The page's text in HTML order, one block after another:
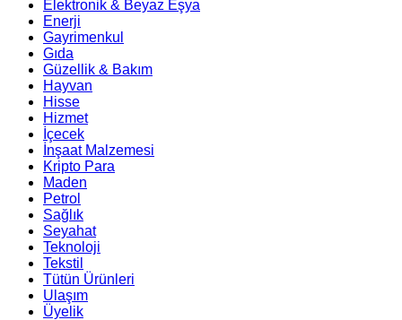
Elektronik & Beyaz Eşya
Enerji
Gayrimenkul
Gıda
Güzellik & Bakım
Hayvan
Hisse
Hizmet
İçecek
İnşaat Malzemesi
Kripto Para
Maden
Petrol
Sağlık
Seyahat
Teknoloji
Tekstil
Tütün Ürünleri
Ulaşım
Üyelik